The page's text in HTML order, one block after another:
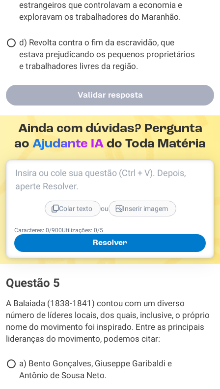
estrangeiros que controlavam a economia e
exploravam os trabalhadores do Maranhão.
d) Revolta contra o fim da escravidão, que
estava prejudicando os pequenos proprietários
e trabalhadores livres da região.
Validar resposta
Ainda com dúvidas? Pergunta
aoAjudante IA do Toda Matéria
Caracteres: 0/900Utilizações: 0/5
Resolver
Insira ou cole sua questão (Ctrl + V). Depois,
aperte Resolver.
Colar texto ou Inserir imagem
Questão 5
A Balaiada (1838-1841) contou com um diverso
número de líderes locais, dos quais, inclusive, o próprio
nome do movimento foi inspirado. Entre as principais
lideranças do movimento, podemos citar:
a) Bento Gonçalves, Giuseppe Garibaldi e
Antônio de Sousa Neto.